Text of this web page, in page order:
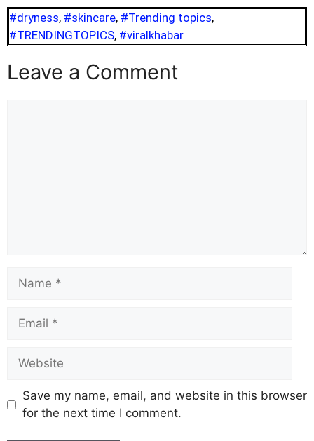
#dryness, #skincare, #Trending topics,
#TRENDINGTOPICS, #viralkhabar
Leave a Comment
Save my name, email, and website in this browser
for the next time I comment.